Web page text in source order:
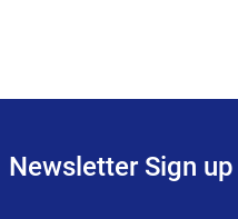
Newsletter Sign up